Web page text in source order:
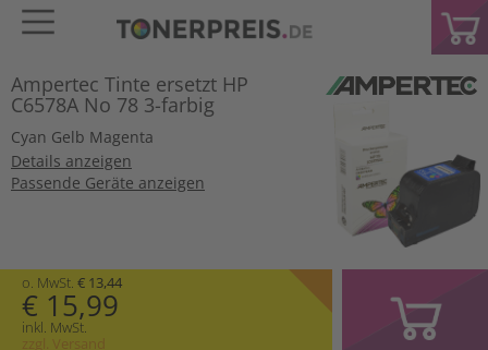
Ampertec Tinte ersetzt HP
C6578A No 78 3-farbig
Cyan Gelb Magenta
Details anzeigen
Passende Geräte anzeigen
o. MwSt. € 13,44
€ 15,99
inkl. MwSt.
zzgl. Versand